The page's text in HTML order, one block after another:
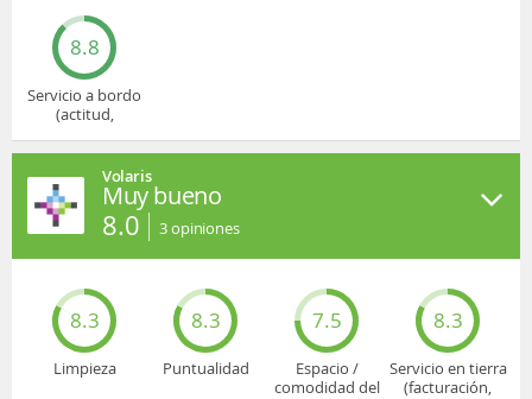
8.8
Servicio a bordo
(actitud,
Volaris
Muy bueno
8.0 3opiniones
8.3
Limpieza
8.3
Puntualidad
7.5
Espacio /
comodidad del
8.3
Servicio en tierra
(facturación,